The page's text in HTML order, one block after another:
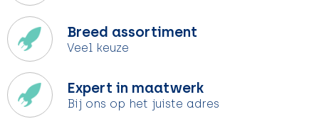
Breed assortiment
Veel keuze
Expert in maatwerk
Bij ons op het juiste adres